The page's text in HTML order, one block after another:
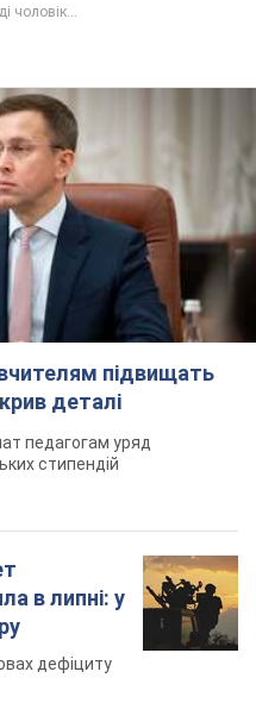
чоловік...
підвищать
деталі
педагогам уряд
стипендій
в липні: у
дефіциту